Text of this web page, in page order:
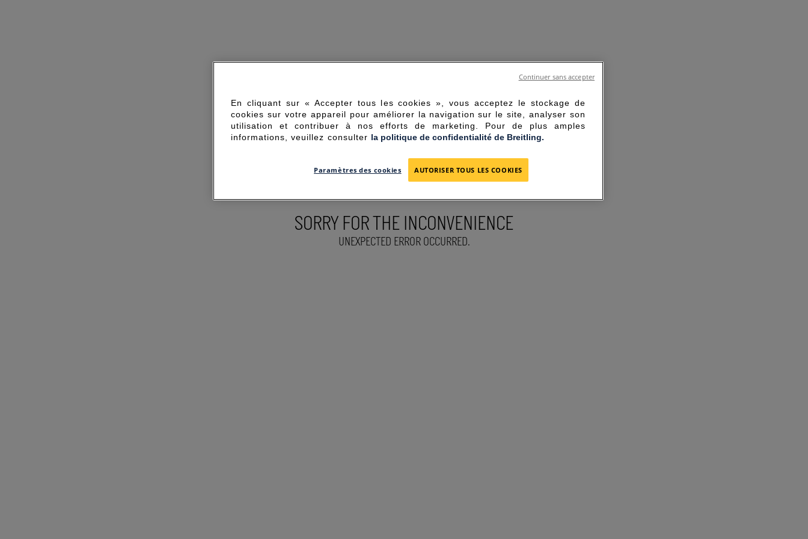
SORRY FOR THE INCONVENIENCE
UNEXPECTED ERROR OCCURRED.
En cliquant sur « Accepter tous les cookies », vous acceptez le stockage de
cookies sur votre appareil pour améliorer la navigation sur le site, analyser son
utilisation et contribuer à nos efforts de marketing. Pour de plus amples
informations, veuillez consulter la politique de confidentialité de Breitling.
Paramètres des cookies AUTORISER TOUS LES COOKIES
Continuer sans accepter